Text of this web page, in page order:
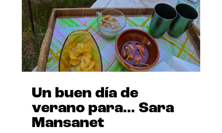
Un buen día de
verano para… Sara
Mansanet